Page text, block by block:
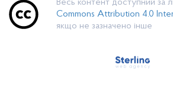
Весь контент доступний за
Commons Attribution 4.0
якщо не зазначено інше